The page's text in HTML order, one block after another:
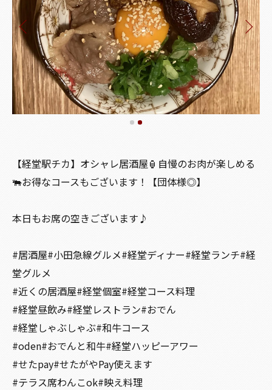
【経堂駅チカ】オシャレ居酒屋🏮自慢のお肉が楽しめる
🐃お得なコースもございます！【団体様◎】
本日もお席の空きございます♪
#居酒屋#小田急線グルメ#経堂ディナー#経堂ランチ#経
堂グルメ
#近くの居酒屋#経堂個室#経堂コース料理
#経堂昼飲み#経堂レストラン#おでん
#経堂しゃぶしゃぶ#和牛コース
#oden#おでんと和牛#経堂ハッピーアワー
#せたpay#せたがやPay使えます
#テラス席わんこok#映え料理